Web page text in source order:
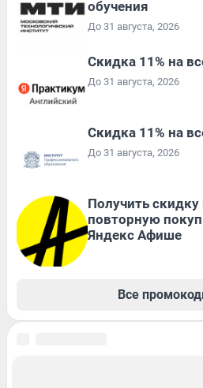
обучения
До 31 августа, 2026
Скидка 11% на
До 31 августа, 2026
Скидка 11% на
До 31 августа, 2026
Получить
повторную
Яндекс Афише
Все